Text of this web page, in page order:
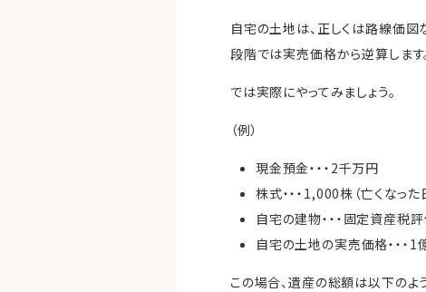
自宅の土地は、正しくは路線価
段階では実売価格から逆算します
では実際にやってみましょう。
（例）
現金預金・・・2千万円
株式・・・1,000株（亡くなっ
自宅の建物・・・固定資産税
自宅の土地の実売価格・・・1
この場合、遺産の総額は以下のよ